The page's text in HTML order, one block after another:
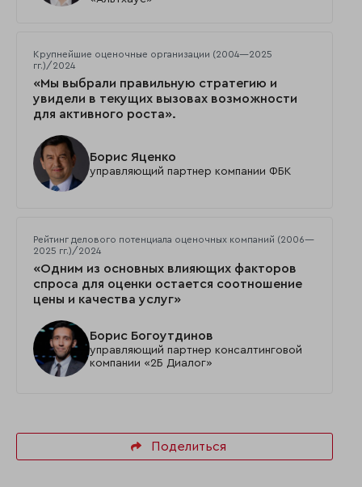
Крупнейшие оценочные организации (2004—2025
гг.)/2024
«Мы выбрали правильную стратегию и
увидели в текущих вызовах возможности
для активного роста».
Борис Яценко
управляющий партнер компании ФБК
Рейтинг делового потенциала оценочных компаний (2006—
2025 гг.)/2024
«Одним из основных влияющих факторов
спроса для оценки остается соотношение
цены и качества услуг»
Борис Богоутдинов
управляющий партнер консалтинговой
компании «2Б Диалог»
Поделиться